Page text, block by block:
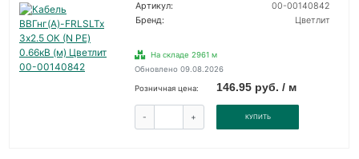
Артикул:
00-00140842
Бренд:
Цветлит
На складе 2961 м
Обновлено 09.08.2026
Розничная цена: 146.95 руб. / м
- + КУПИТЬ